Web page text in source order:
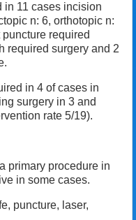
in 11 cases incision
n: 6, orthotopic n:
required
required surgery and 2
in 4 of cases in
surgery in 3 and
rate 5/19).
primary procedure in
in some cases.
puncture, laser,